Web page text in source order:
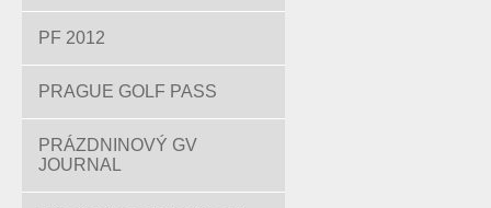
PF 2012
PRAGUE GOLF PASS
PRÁZDNINOVÝ GV
JOURNAL